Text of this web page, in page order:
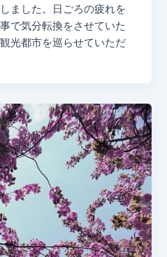
ました。日ごろの疲れを
で気分転換をさせていた
光都市を巡らせていただ